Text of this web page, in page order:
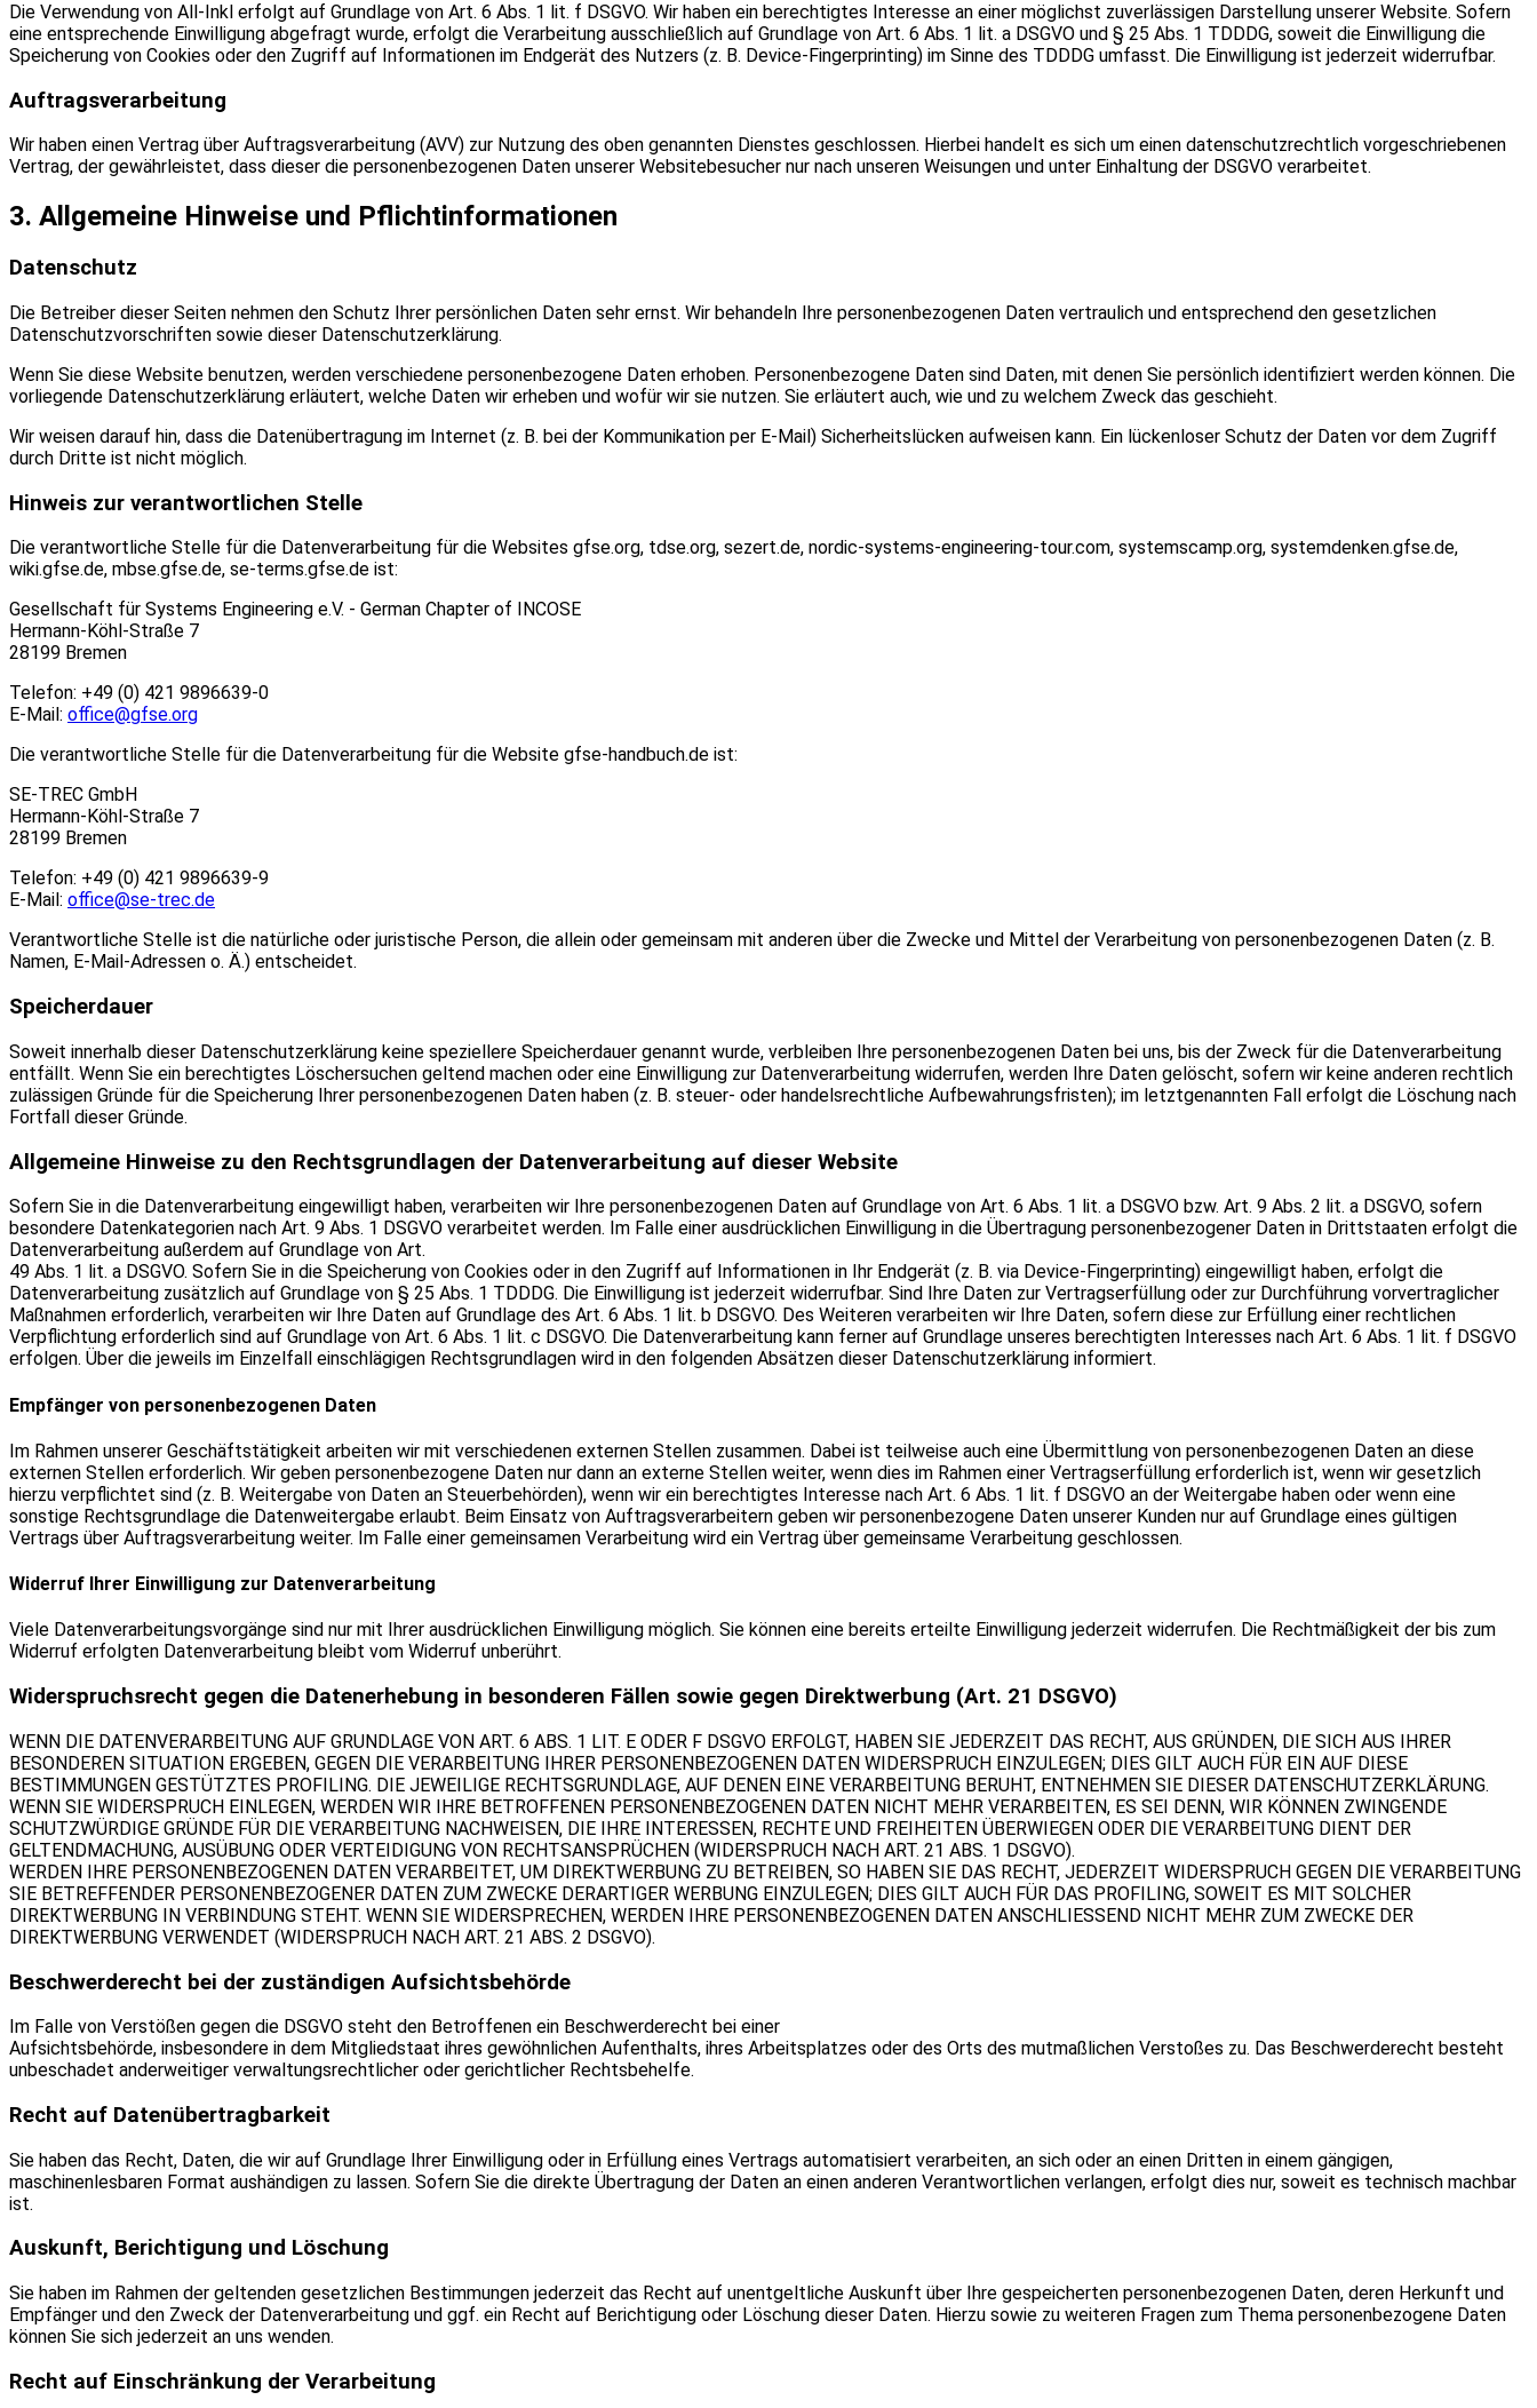
Die Verwendung von All-Inkl erfolgt auf Grundlage von Art. 6 Abs. 1 lit. f DSGVO. Wir haben ein berechtigtes Interesse an einer möglichst zuverlässigen Darstellung unserer Website. Sofern
eine entsprechende Einwilligung abgefragt wurde, erfolgt die Verarbeitung ausschließlich auf Grundlage von Art. 6 Abs. 1 lit. a DSGVO und § 25 Abs. 1 TDDDG, soweit die Einwilligung die
Speicherung von Cookies oder den Zugriff auf Informationen im Endgerät des Nutzers (z. B. Device-Fingerprinting) im Sinne des TDDDG umfasst. Die Einwilligung ist jederzeit widerrufbar.
Auftragsverarbeitung
Wir haben einen Vertrag über Auftragsverarbeitung (AVV) zur Nutzung des oben genannten Dienstes geschlossen. Hierbei handelt es sich um einen datenschutzrechtlich vorgeschriebenen
Vertrag, der gewährleistet, dass dieser die personenbezogenen Daten unserer Websitebesucher nur nach unseren Weisungen und unter Einhaltung der DSGVO verarbeitet.
3. Allgemeine Hinweise und Pflichtinformationen
Datenschutz
Die Betreiber dieser Seiten nehmen den Schutz Ihrer persönlichen Daten sehr ernst. Wir behandeln Ihre personenbezogenen Daten vertraulich und entsprechend den gesetzlichen
Datenschutzvorschriften sowie dieser Datenschutzerklärung.
Wenn Sie diese Website benutzen, werden verschiedene personenbezogene Daten erhoben. Personenbezogene Daten sind Daten, mit denen Sie persönlich identifiziert werden können. Die
vorliegende Datenschutzerklärung erläutert, welche Daten wir erheben und wofür wir sie nutzen. Sie erläutert auch, wie und zu welchem Zweck das geschieht.
Wir weisen darauf hin, dass die Datenübertragung im Internet (z. B. bei der Kommunikation per E-Mail) Sicherheitslücken aufweisen kann. Ein lückenloser Schutz der Daten vor dem Zugriff
durch Dritte ist nicht möglich.
Hinweis zur verantwortlichen Stelle
Die verantwortliche Stelle für die Datenverarbeitung für die Websites gfse.org, tdse.org, sezert.de, nordic-systems-engineering-tour.com, systemscamp.org, systemdenken.gfse.de,
wiki.gfse.de, mbse.gfse.de, se-terms.gfse.de ist:
Gesellschaft für Systems Engineering e.V. - German Chapter of INCOSE
Hermann-Köhl-Straße 7
28199 Bremen
Telefon: +49 (0) 421 9896639-0
E-Mail: office@gfse.org
Die verantwortliche Stelle für die Datenverarbeitung für die Website gfse-handbuch.de ist:
SE-TREC GmbH
Hermann-Köhl-Straße 7
28199 Bremen
Telefon: +49 (0) 421 9896639-9
E-Mail: office@se-trec.de
Verantwortliche Stelle ist die natürliche oder juristische Person, die allein oder gemeinsam mit anderen über die Zwecke und Mittel der Verarbeitung von personenbezogenen Daten (z. B.
Namen, E-Mail-Adressen o. Ä.) entscheidet.
Speicherdauer
Soweit innerhalb dieser Datenschutzerklärung keine speziellere Speicherdauer genannt wurde, verbleiben Ihre personenbezogenen Daten bei uns, bis der Zweck für die Datenverarbeitung
entfällt. Wenn Sie ein berechtigtes Löschersuchen geltend machen oder eine Einwilligung zur Datenverarbeitung widerrufen, werden Ihre Daten gelöscht, sofern wir keine anderen rechtlich
zulässigen Gründe für die Speicherung Ihrer personenbezogenen Daten haben (z. B. steuer- oder handelsrechtliche Aufbewahrungsfristen); im letztgenannten Fall erfolgt die Löschung nach
Fortfall dieser Gründe.
Allgemeine Hinweise zu den Rechtsgrundlagen der Datenverarbeitung auf dieser Website
Sofern Sie in die Datenverarbeitung eingewilligt haben, verarbeiten wir Ihre personenbezogenen Daten auf Grundlage von Art. 6 Abs. 1 lit. a DSGVO bzw. Art. 9 Abs. 2 lit. a DSGVO, sofern
besondere Datenkategorien nach Art. 9 Abs. 1 DSGVO verarbeitet werden. Im Falle einer ausdrücklichen Einwilligung in die Übertragung personenbezogener Daten in Drittstaaten erfolgt die
Datenverarbeitung außerdem auf Grundlage von Art.
49 Abs. 1 lit. a DSGVO. Sofern Sie in die Speicherung von Cookies oder in den Zugriff auf Informationen in Ihr Endgerät (z. B. via Device-Fingerprinting) eingewilligt haben, erfolgt die
Datenverarbeitung zusätzlich auf Grundlage von § 25 Abs. 1 TDDDG. Die Einwilligung ist jederzeit widerrufbar. Sind Ihre Daten zur Vertragserfüllung oder zur Durchführung vorvertraglicher
Maßnahmen erforderlich, verarbeiten wir Ihre Daten auf Grundlage des Art. 6 Abs. 1 lit. b DSGVO. Des Weiteren verarbeiten wir Ihre Daten, sofern diese zur Erfüllung einer rechtlichen
Verpflichtung erforderlich sind auf Grundlage von Art. 6 Abs. 1 lit. c DSGVO. Die Datenverarbeitung kann ferner auf Grundlage unseres berechtigten Interesses nach Art. 6 Abs. 1 lit. f DSGVO
erfolgen. Über die jeweils im Einzelfall einschlägigen Rechtsgrundlagen wird in den folgenden Absätzen dieser Datenschutzerklärung informiert.
Empfänger von personenbezogenen Daten
Im Rahmen unserer Geschäftstätigkeit arbeiten wir mit verschiedenen externen Stellen zusammen. Dabei ist teilweise auch eine Übermittlung von personenbezogenen Daten an diese
externen Stellen erforderlich. Wir geben personenbezogene Daten nur dann an externe Stellen weiter, wenn dies im Rahmen einer Vertragserfüllung erforderlich ist, wenn wir gesetzlich
hierzu verpflichtet sind (z. B. Weitergabe von Daten an Steuerbehörden), wenn wir ein berechtigtes Interesse nach Art. 6 Abs. 1 lit. f DSGVO an der Weitergabe haben oder wenn eine
sonstige Rechtsgrundlage die Datenweitergabe erlaubt. Beim Einsatz von Auftragsverarbeitern geben wir personenbezogene Daten unserer Kunden nur auf Grundlage eines gültigen
Vertrags über Auftragsverarbeitung weiter. Im Falle einer gemeinsamen Verarbeitung wird ein Vertrag über gemeinsame Verarbeitung geschlossen.
Widerruf Ihrer Einwilligung zur Datenverarbeitung
Viele Datenverarbeitungsvorgänge sind nur mit Ihrer ausdrücklichen Einwilligung möglich. Sie können eine bereits erteilte Einwilligung jederzeit widerrufen. Die Rechtmäßigkeit der bis zum
Widerruf erfolgten Datenverarbeitung bleibt vom Widerruf unberührt.
Widerspruchsrecht gegen die Datenerhebung in besonderen Fällen sowie gegen Direktwerbung (Art. 21 DSGVO)
WENN DIE DATENVERARBEITUNG AUF GRUNDLAGE VON ART. 6 ABS. 1 LIT. E ODER F DSGVO ERFOLGT, HABEN SIE JEDERZEIT DAS RECHT, AUS GRÜNDEN, DIE SICH AUS IHRER
BESONDEREN SITUATION ERGEBEN, GEGEN DIE VERARBEITUNG IHRER PERSONENBEZOGENEN DATEN WIDERSPRUCH EINZULEGEN; DIES GILT AUCH FÜR EIN AUF DIESE
BESTIMMUNGEN GESTÜTZTES PROFILING. DIE JEWEILIGE RECHTSGRUNDLAGE, AUF DENEN EINE VERARBEITUNG BERUHT, ENTNEHMEN SIE DIESER DATENSCHUTZERKLÄRUNG.
WENN SIE WIDERSPRUCH EINLEGEN, WERDEN WIR IHRE BETROFFENEN PERSONENBEZOGENEN DATEN NICHT MEHR VERARBEITEN, ES SEI DENN, WIR KÖNNEN ZWINGENDE
SCHUTZWÜRDIGE GRÜNDE FÜR DIE VERARBEITUNG NACHWEISEN, DIE IHRE INTERESSEN, RECHTE UND FREIHEITEN ÜBERWIEGEN ODER DIE VERARBEITUNG DIENT DER
GELTENDMACHUNG, AUSÜBUNG ODER VERTEIDIGUNG VON RECHTSANSPRÜCHEN (WIDERSPRUCH NACH ART. 21 ABS. 1 DSGVO).
WERDEN IHRE PERSONENBEZOGENEN DATEN VERARBEITET, UM DIREKTWERBUNG ZU BETREIBEN, SO HABEN SIE DAS RECHT, JEDERZEIT WIDERSPRUCH GEGEN DIE VERARBEITUNG
SIE BETREFFENDER PERSONENBEZOGENER DATEN ZUM ZWECKE DERARTIGER WERBUNG EINZULEGEN; DIES GILT AUCH FÜR DAS PROFILING, SOWEIT ES MIT SOLCHER
DIREKTWERBUNG IN VERBINDUNG STEHT. WENN SIE WIDERSPRECHEN, WERDEN IHRE PERSONENBEZOGENEN DATEN ANSCHLIESSEND NICHT MEHR ZUM ZWECKE DER
DIREKTWERBUNG VERWENDET (WIDERSPRUCH NACH ART. 21 ABS. 2 DSGVO).
Beschwerderecht bei der zuständigen Aufsichtsbehörde
Im Falle von Verstößen gegen die DSGVO steht den Betroffenen ein Beschwerderecht bei einer
Aufsichtsbehörde, insbesondere in dem Mitgliedstaat ihres gewöhnlichen Aufenthalts, ihres Arbeitsplatzes oder des Orts des mutmaßlichen Verstoßes zu. Das Beschwerderecht besteht
unbeschadet anderweitiger verwaltungsrechtlicher oder gerichtlicher Rechtsbehelfe.
Recht auf Datenübertragbarkeit
Sie haben das Recht, Daten, die wir auf Grundlage Ihrer Einwilligung oder in Erfüllung eines Vertrags automatisiert verarbeiten, an sich oder an einen Dritten in einem gängigen,
maschinenlesbaren Format aushändigen zu lassen. Sofern Sie die direkte Übertragung der Daten an einen anderen Verantwortlichen verlangen, erfolgt dies nur, soweit es technisch machbar
ist.
Auskunft, Berichtigung und Löschung
Sie haben im Rahmen der geltenden gesetzlichen Bestimmungen jederzeit das Recht auf unentgeltliche Auskunft über Ihre gespeicherten personenbezogenen Daten, deren Herkunft und
Empfänger und den Zweck der Datenverarbeitung und ggf. ein Recht auf Berichtigung oder Löschung dieser Daten. Hierzu sowie zu weiteren Fragen zum Thema personenbezogene Daten
können Sie sich jederzeit an uns wenden.
Recht auf Einschränkung der Verarbeitung